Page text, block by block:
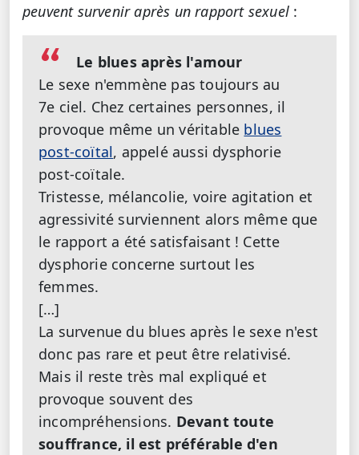
peuvent survenir après un rapport sexuel :
Le blues après l'amour
Le sexe n'emmène pas toujours au
7e ciel. Chez certaines personnes, il
provoque même un véritable blues
post-coïtal, appelé aussi dysphorie
post-coïtale.
Tristesse, mélancolie, voire agitation et
agressivité surviennent alors même que
le rapport a été satisfaisant ! Cette
dysphorie concerne surtout les
femmes.
[…]
La survenue du blues après le sexe n'est
donc pas rare et peut être relativisé.
Mais il reste très mal expliqué et
provoque souvent des
incompréhensions. Devant toute
souffrance, il est préférable d'en